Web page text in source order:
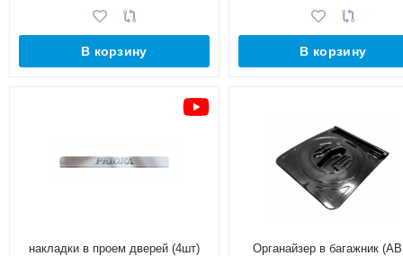
В корзину В корзину
накладки в проем дверей (4шт)
Органайзер в багажник